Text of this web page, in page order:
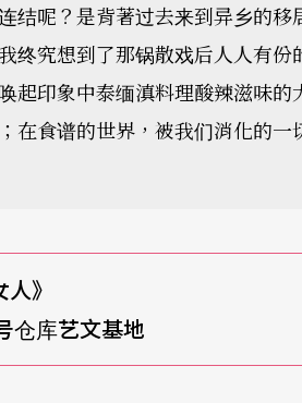
结呢？是背著过去来到异乡的
终究想到了那锅散戏后人人有
起印象中泰缅滇料理酸辣滋味
在食谱的世界，被我们消化的
》
仓库艺文基地